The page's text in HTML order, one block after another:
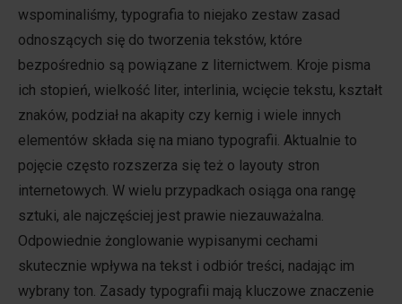
wspominaliśmy, typografia to niejako zestaw zasad
odnoszących się do tworzenia tekstów, które
bezpośrednio są powiązane z liternictwem. Kroje pisma
ich stopień, wielkość liter, interlinia, wcięcie tekstu, kształt
znaków, podział na akapity czy kernig i wiele innych
elementów składa się na miano typografii. Aktualnie to
pojęcie często rozszerza się też o layouty stron
internetowych. W wielu przypadkach osiąga ona rangę
sztuki, ale najczęściej jest prawie niezauważalna.
Odpowiednie żonglowanie wypisanymi cechami
skutecznie wpływa na tekst i odbiór treści, nadając im
wybrany ton. Zasady typografii mają kluczowe znaczenie